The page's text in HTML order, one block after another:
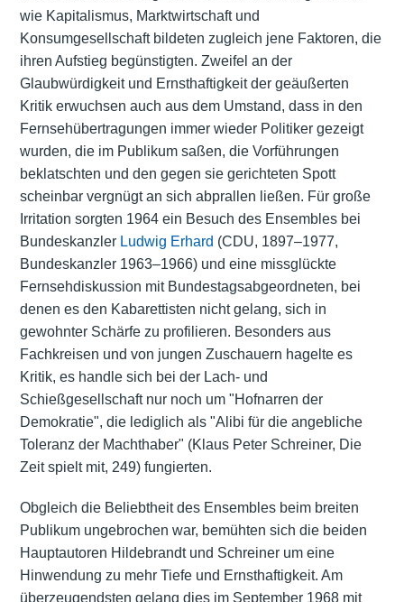
wie Kapitalismus, Marktwirtschaft und
Konsumgesellschaft bildeten zugleich jene Faktoren, die
ihren Aufstieg begünstigten. Zweifel an der
Glaubwürdigkeit und Ernsthaftigkeit der geäußerten
Kritik erwuchsen auch aus dem Umstand, dass in den
Fernsehübertragungen immer wieder Politiker gezeigt
wurden, die im Publikum saßen, die Vorführungen
beklatschten und den gegen sie gerichteten Spott
scheinbar vergnügt an sich abprallen ließen. Für große
Irritation sorgten 1964 ein Besuch des Ensembles bei
Bundeskanzler Ludwig Erhard (CDU, 1897–1977,
Bundeskanzler 1963–1966) und eine missglückte
Fernsehdiskussion mit Bundestagsabgeordneten, bei
denen es den Kabarettisten nicht gelang, sich in
gewohnter Schärfe zu profilieren. Besonders aus
Fachkreisen und von jungen Zuschauern hagelte es
Kritik, es handle sich bei der Lach- und
Schießgesellschaft nur noch um "Hofnarren der
Demokratie", die lediglich als "Alibi für die angebliche
Toleranz der Machthaber" (Klaus Peter Schreiner, Die
Zeit spielt mit, 249) fungierten.
Obgleich die Beliebtheit des Ensembles beim breiten
Publikum ungebrochen war, bemühten sich die beiden
Hauptautoren Hildebrandt und Schreiner um eine
Hinwendung zu mehr Tiefe und Ernsthaftigkeit. Am
überzeugendsten gelang dies im September 1968 mit